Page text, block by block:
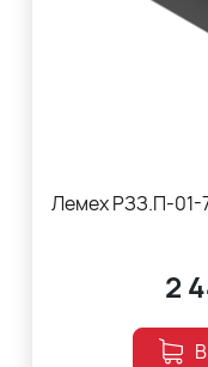
Лемех РЗЗ.П-01-
2